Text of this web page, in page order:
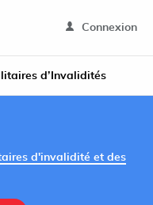
Connexion
d’Invalidités
d'invalidité et des